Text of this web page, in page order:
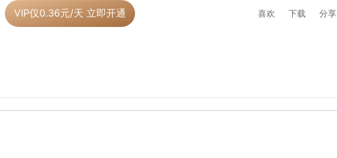
VIP仅0.36元/天 立即开通 喜欢 下载 分享